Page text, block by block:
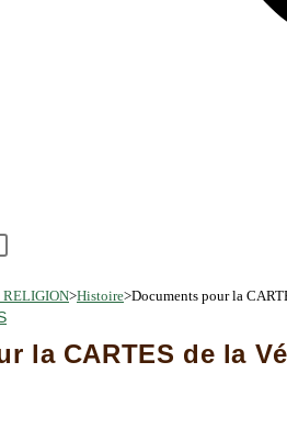
>Histoire>Documents pour la
la CARTES de la